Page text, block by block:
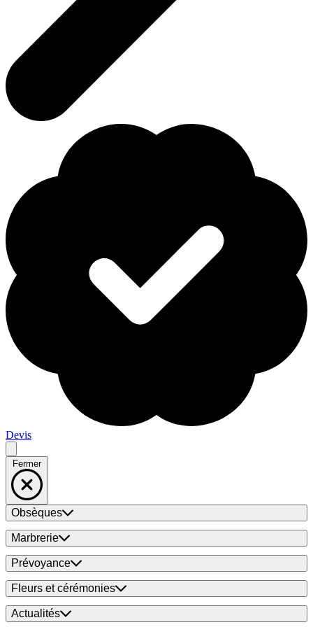
Devis
Fermer
Obsèques
Marbrerie
Prévoyance
Fleurs et cérémonies
Actualités